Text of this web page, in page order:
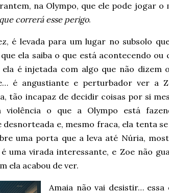
na Olympo, que ele pode jogar
correrá esse perigo.
é levada para um lugar no subsolo
ela saiba o que está acontecendo ou
ela é injetada com algo que não dizem
é angustiante e perturbador ver a
tão incapaz de decidir coisas por si
violência o que a Olympo está
e, mesmo fraca, ela tenta
uma porta que a leva até Núria,
uma virada interessante, e Zoe não
ela acabou de ver.
Amaia não vai desistir…